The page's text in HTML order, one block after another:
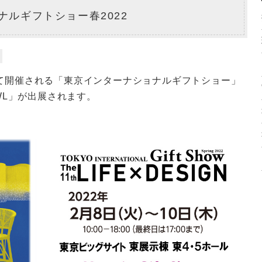
ルギフトショー春2022
催される「東京インターナショナルギフトショー」
」が出展されます。